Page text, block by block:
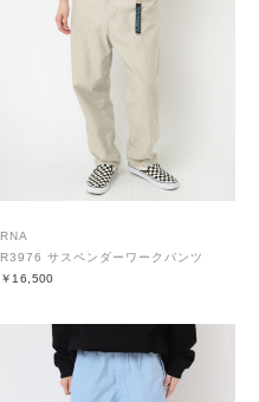
RNA
R3976 サスペンダーワークパンツ
￥16,500